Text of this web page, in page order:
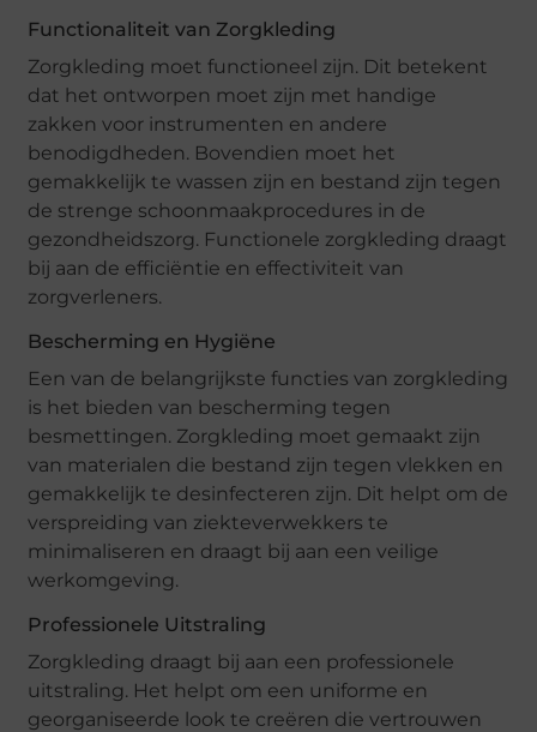
Functionaliteit van Zorgkleding
Zorgkleding moet functioneel zijn. Dit betekent
dat het ontworpen moet zijn met handige
zakken voor instrumenten en andere
benodigdheden. Bovendien moet het
gemakkelijk te wassen zijn en bestand zijn tegen
de strenge schoonmaakprocedures in de
gezondheidszorg. Functionele zorgkleding draagt
bij aan de efficiëntie en effectiviteit van
zorgverleners.
Bescherming en Hygiëne
Een van de belangrijkste functies van zorgkleding
is het bieden van bescherming tegen
besmettingen. Zorgkleding moet gemaakt zijn
van materialen die bestand zijn tegen vlekken en
gemakkelijk te desinfecteren zijn. Dit helpt om de
verspreiding van ziekteverwekkers te
minimaliseren en draagt bij aan een veilige
werkomgeving.
Professionele Uitstraling
Zorgkleding draagt bij aan een professionele
uitstraling. Het helpt om een uniforme en
georganiseerde look te creëren die vertrouwen